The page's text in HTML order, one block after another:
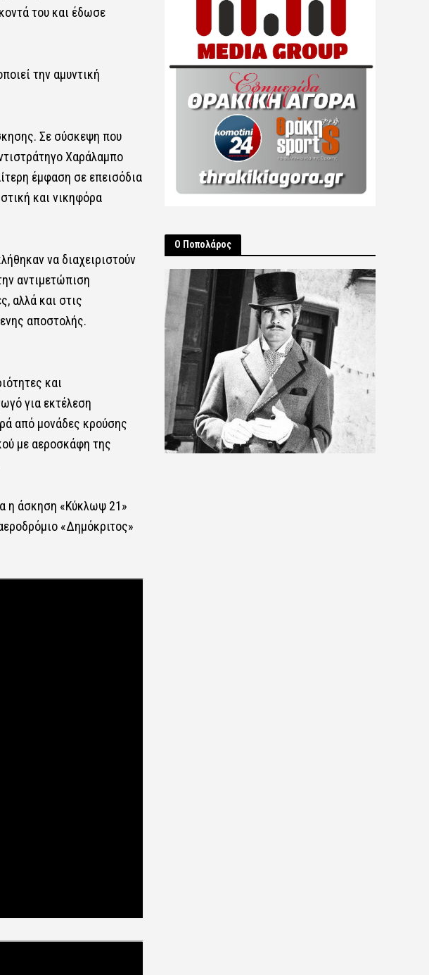
του και έδωσε
την αμυντική
Σε σύσκεψη που
Χαράλαμπο
έμφαση σε επεισόδια
και νικηφόρα
να διαχειριστούν
αντιμετώπιση
αλλά και στις
αποστολής.
και
για εκτέλεση
από μονάδες κρούσης
με αεροσκάφη της
η άσκηση «Κύκλωψ 21»
«Δημόκριτος»
Ο Ποπολάρος